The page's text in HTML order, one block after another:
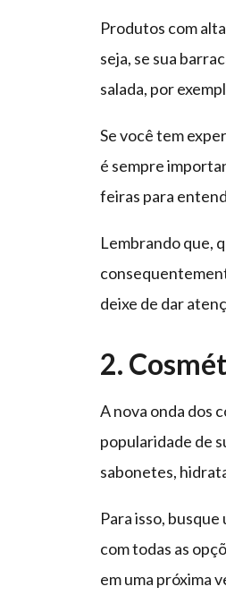
Produtos com
seja, se sua
salada, por
Se você tem
é sempre
feiras para
Lembrando que,
deixe de dar
2.
A nova onda dos
popularidade de
sabonetes,
Para isso,
com todas as
em uma próxima